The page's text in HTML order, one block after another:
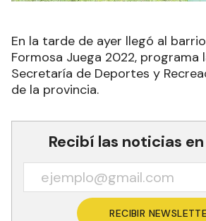
En la tarde de ayer llegó al
Formosa Juega 2022, programa
Secretaría de Deportes y
de la provincia.
Recibí las noticias
RECIBIR